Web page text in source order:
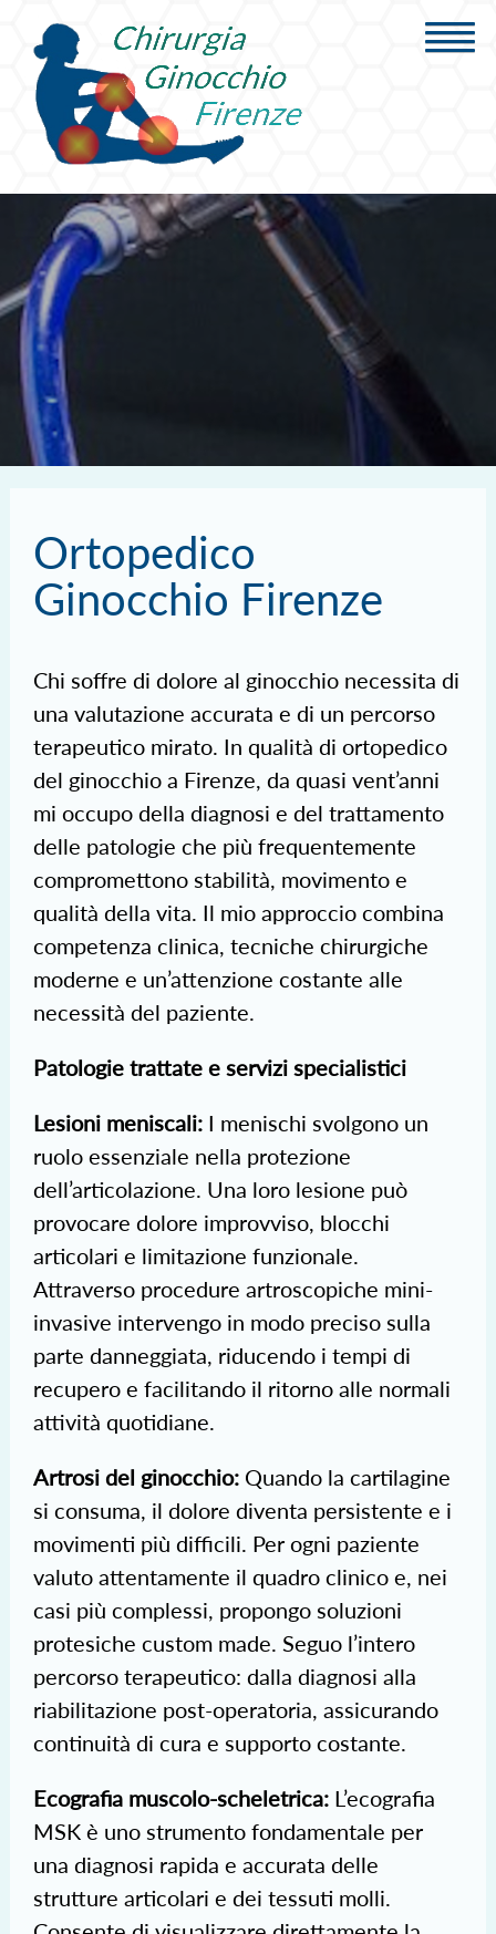
Ortopedico
Ginocchio Firenze
Chi soffre di dolore al ginocchio necessita di
una valutazione accurata e di un percorso
terapeutico mirato. In qualità di ortopedico
del ginocchio a Firenze, da quasi vent’anni
mi occupo della diagnosi e del trattamento
delle patologie che più frequentemente
compromettono stabilità, movimento e
qualità della vita. Il mio approccio combina
competenza clinica, tecniche chirurgiche
moderne e un’attenzione costante alle
necessità del paziente.
Patologie trattate e servizi specialistici
Lesioni meniscali: I menischi svolgono un
ruolo essenziale nella protezione
dell’articolazione. Una loro lesione può
provocare dolore improvviso, blocchi
articolari e limitazione funzionale.
Attraverso procedure artroscopiche mini-
invasive intervengo in modo preciso sulla
parte danneggiata, riducendo i tempi di
recupero e facilitando il ritorno alle normali
attività quotidiane.
Artrosi del ginocchio: Quando la cartilagine
si consuma, il dolore diventa persistente e i
movimenti più difficili. Per ogni paziente
valuto attentamente il quadro clinico e, nei
casi più complessi, propongo soluzioni
protesiche custom made. Seguo l’intero
percorso terapeutico: dalla diagnosi alla
riabilitazione post-operatoria, assicurando
continuità di cura e supporto costante.
Ecografia muscolo-scheletrica: L’ecografia
MSK è uno strumento fondamentale per
una diagnosi rapida e accurata delle
strutture articolari e dei tessuti molli.